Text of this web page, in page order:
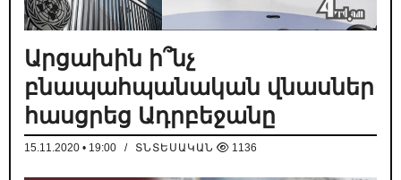
Արցախին ի՞նչ
բնապահպանական վնասներ
հասցրեց Ադրբեջանը
15.11.2020 • 19:00 / ՏՆՏԵՍԱԿԱՆ 1136